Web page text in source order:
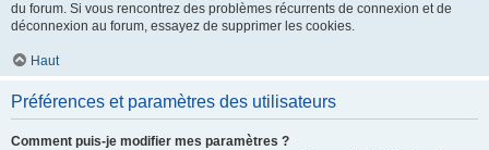
du forum. Si vous rencontrez des problèmes récurrents de connexion et de
déconnexion au forum, essayez de supprimer les cookies.
Haut
Préférences et paramètres des utilisateurs
Comment puis-je modifier mes paramètres ?